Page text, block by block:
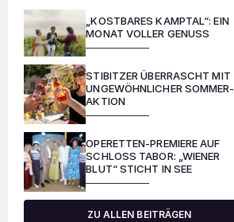
„KOSTBARES KAMPTAL“: EIN
MONAT VOLLER GENUSS
STIBITZER ÜBERRASCHT MIT
UNGEWÖHNLICHER SOMMER-
AKTION
OPERETTEN-PREMIERE AUF
SCHLOSS TABOR: „WIENER
BLUT“ STICHT IN SEE
ZU ALLEN BEITRÄGEN